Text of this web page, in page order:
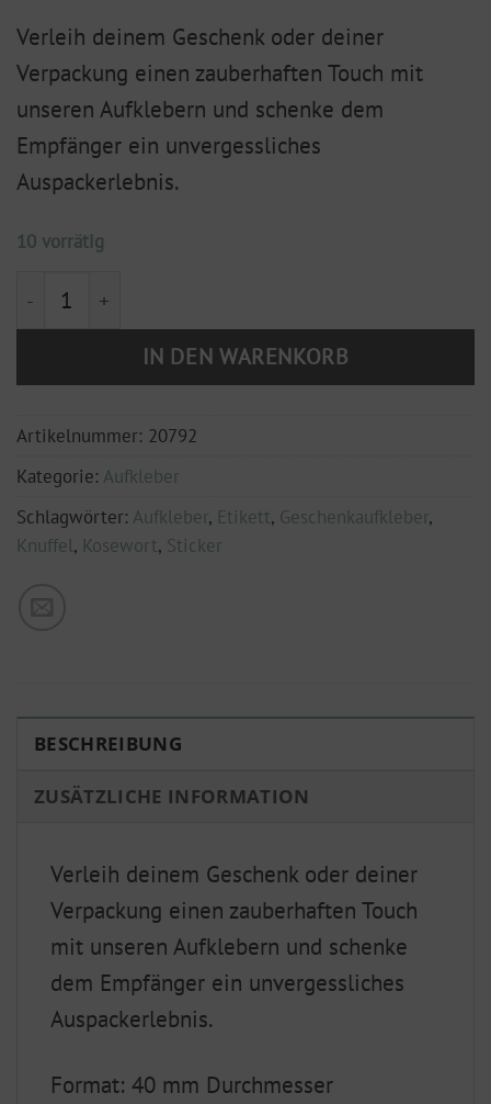
Verleih deinem Geschenk oder deiner
Verpackung einen zauberhaften Touch mit
unseren Aufklebern und schenke dem
Empfänger ein unvergessliches
Auspackerlebnis.
10 vorrätig
Aufkleber "Knuffel" (5 Stück im Set) Menge
IN DEN WARENKORB
Artikelnummer: 20792
Kategorie: Aufkleber
Schlagwörter: Aufkleber, Etikett, Geschenkaufkleber,
Knuffel, Kosewort, Sticker
BESCHREIBUNG
ZUSÄTZLICHE INFORMATION
Verleih deinem Geschenk oder deiner
Verpackung einen zauberhaften Touch
mit unseren Aufklebern und schenke
dem Empfänger ein unvergessliches
Auspackerlebnis.
Format: 40 mm Durchmesser